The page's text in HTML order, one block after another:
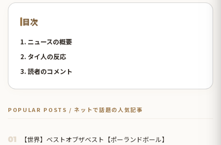
目次
1. ニュースの概要
2. タイ人の反応
3. 読者のコメント
POPULAR POSTS / ネットで話題の人気記事
01 【世界】ベストオブザベスト【ポーランドボール】